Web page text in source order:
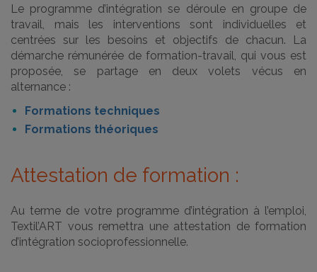
Le programme d’intégration se déroule en groupe de
travail, mais les interventions sont individuelles et
centrées sur les besoins et objectifs de chacun. La
démarche rémunérée de formation-travail, qui vous est
proposée, se partage en deux volets vécus en
alternance :
Formations techniques
Formations théoriques
Attestation de formation :
Au terme de votre programme d’intégration à l’emploi,
Textil’ART vous remettra une attestation de formation
d’intégration socioprofessionnelle.